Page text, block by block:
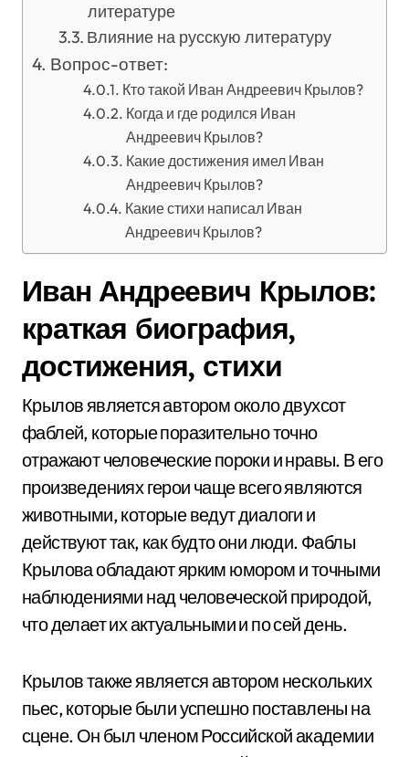
литературе
Влияние на русскую литературу
Вопрос-ответ:
Кто такой Иван Андреевич Крылов?
Когда и где родился Иван
Андреевич Крылов?
Какие достижения имел Иван
Андреевич Крылов?
Какие стихи написал Иван
Андреевич Крылов?
Иван Андреевич Крылов:
краткая биография,
достижения, стихи
Крылов является автором около двухсот
фаблей, которые поразительно точно
отражают человеческие пороки и нравы. В его
произведениях герои чаще всего являются
животными, которые ведут диалоги и
действуют так, как будто они люди. Фаблы
Крылова обладают ярким юмором и точными
наблюдениями над человеческой природой,
что делает их актуальными и по сей день.
Крылов также является автором нескольких
пьес, которые были успешно поставлены на
сцене. Он был членом Российской академии